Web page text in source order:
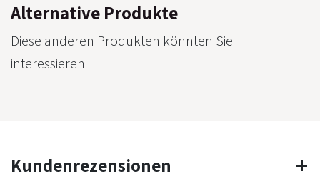
Alternative Produkte
Diese anderen Produkten könnten Sie
interessieren
Kundenrezensionen